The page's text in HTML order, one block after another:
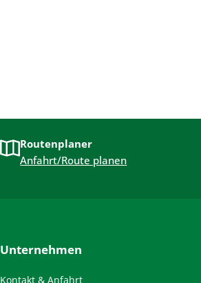
Routenplaner
Anfahrt/Route planen
Unternehmen
Kontakt & Anfahrt